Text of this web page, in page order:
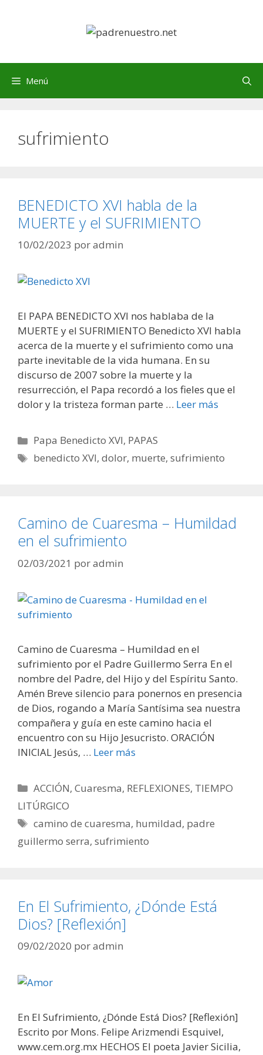
Menú
sufrimiento
BENEDICTO XVI habla de la
MUERTE y el SUFRIMIENTO
10/02/2023 poradmin
El PAPA BENEDICTO XVI nos hablaba de la
MUERTE y el SUFRIMIENTO Benedicto XVI habla
acerca de la muerte y el sufrimiento como una
parte inevitable de la vida humana. En su
discurso de 2007 sobre la muerte y la
resurrección, el Papa recordó a los fieles que el
dolor y la tristeza forman parte … Leer más
Categorías
Papa Benedicto XVI, PAPAS
Etiquetas
benedicto XVI,dolor, muerte,sufrimiento
Camino de Cuaresma – Humildad
en el sufrimiento
02/03/2021 poradmin
Camino de Cuaresma – Humildad en el
sufrimiento por el Padre Guillermo Serra En el
nombre del Padre, del Hijo y del Espíritu Santo.
Amén Breve silencio para ponernos en presencia
de Dios, rogando a María Santísima sea nuestra
compañera y guía en este camino hacia el
encuentro con su Hijo Jesucristo. ORACIÓN
INICIAL Jesús, … Leer más
Categorías
ACCIÓN,Cuaresma, REFLEXIONES, TIEMPO
LITÚRGICO
Etiquetas
camino de cuaresma, humildad, padre
guillermo serra, sufrimiento
En El Sufrimiento, ¿Dónde Está
Dios? [Reflexión]
09/02/2020 poradmin
En El Sufrimiento, ¿Dónde Está Dios? [Reflexión]
Escrito por Mons. Felipe Arizmendi Esquivel,
www.cem.org.mx HECHOS El poeta Javier Sicilia,